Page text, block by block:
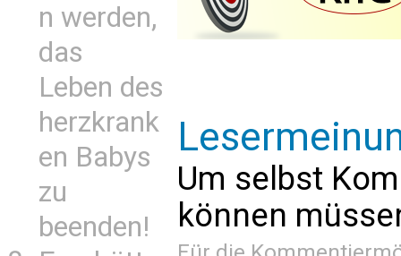
n werden,
das
Leben des
herzkrank
en Babys
zu
beenden!
Um selbst
können